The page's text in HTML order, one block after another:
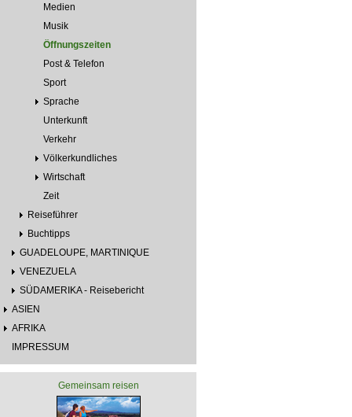
Medien
Musik
Öffnungszeiten
Post & Telefon
Sport
Sprache
Unterkunft
Verkehr
Völkerkundliches
Wirtschaft
Zeit
Reiseführer
Buchtipps
GUADELOUPE, MARTINIQUE
VENEZUELA
SÜDAMERIKA - Reisebericht
ASIEN
AFRIKA
IMPRESSUM
Gemeinsam reisen